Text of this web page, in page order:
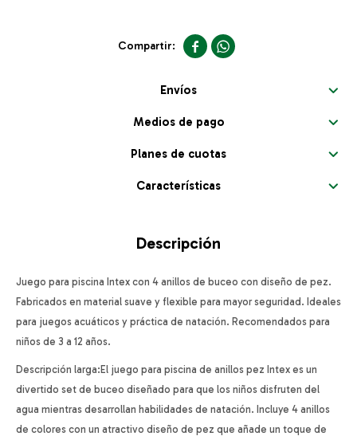
 
Envíos
Medios de pago
Planes de cuotas
Características
Descripción
Juego para piscina Intex con 4 anillos de buceo con diseño de pez.
Fabricados en material suave y flexible para mayor seguridad. Ideales
para juegos acuáticos y práctica de natación. Recomendados para
niños de 3 a 12 años.
Descripción larga:El juego para piscina de anillos pez Intex es un
divertido set de buceo diseñado para que los niños disfruten del
agua mientras desarrollan habilidades de natación. Incluye 4 anillos
de colores con un atractivo diseño de pez que añade un toque de